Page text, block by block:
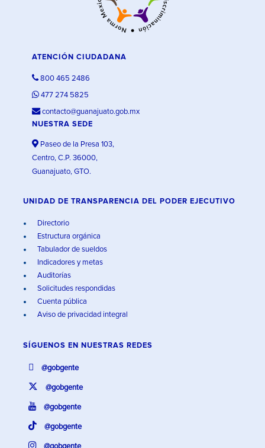
ATENCIÓN CIUDADANA
800 465 2486
477 274 5825
contacto@guanajuato.gob.mx
NUESTRA SEDE
Paseo de la Presa 103,
Centro, C.P. 36000,
Guanajuato, GTO.
UNIDAD DE TRANSPARENCIA DEL PODER EJECUTIVO
Directorio
Estructura orgánica
Tabulador de sueldos
Indicadores y metas
Auditorías
Solicitudes respondidas
Cuenta pública
Aviso de privacidad integral
SÍGUENOS EN NUESTRAS REDES
@gobgente
@gobgente
@gobgente
@gobgente
@gobgente